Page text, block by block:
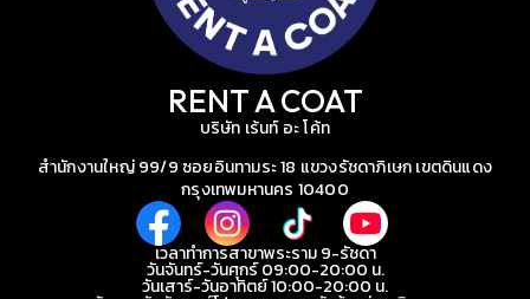
RENT A COAT
บริษัท เร้นท์ อะ โค้ท
สำนักงานใหญ่ 99/9 ซอยอินทามระ 18 แขวงรัชดาภิเษก เขตดินแดง
กรุงเทพมหานคร 10400
เวลาทำการสาขาพระราม 9-รัชดา
วันจันทร์-วันศุกร์ 09:00-20:00 น.
วันเสาร์-วันอาทิตย์ 10:00-20:00 น.